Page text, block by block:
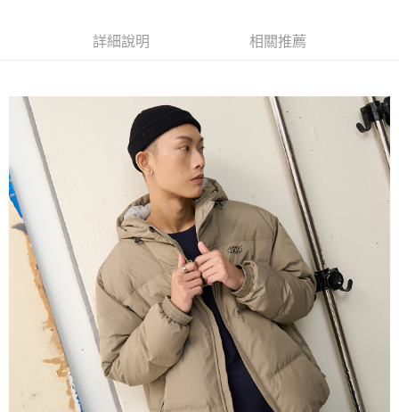
４．使用「AFTEE先享後付」時，將依據個別帳號之用戶狀況，依本公司即
５．嚴禁一人註冊多個帳號或使用他人資訊註冊。若發現惡意使用之情形，
恩沛科技股份有限公司將有權停止該用戶之使用額度並採取法律行動。
每筆NT$80，滿NT$1,200(含以上)免運費
詳細說明 相關推薦